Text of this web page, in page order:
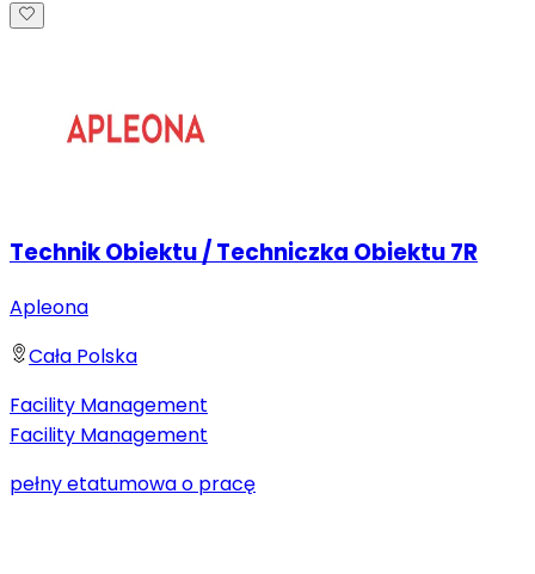
Technik Obiektu / Techniczka Obiektu 7R
Apleona
Cała Polska
Facility Management
Facility Management
pełny etatumowa o pracę